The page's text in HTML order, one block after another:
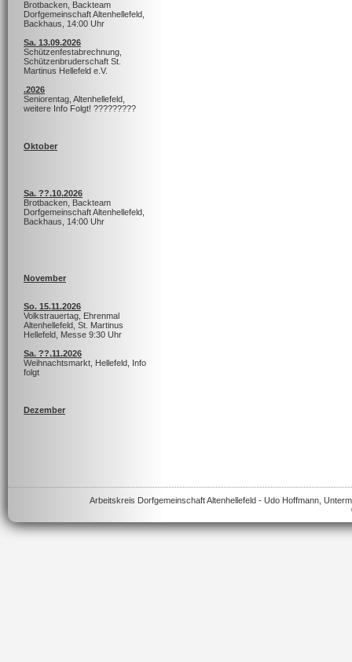
Brotbacken, Backteam
Dorfgemeinschaft Altenhellefeld,
Backhaus, 14:00 Uhr
Sa. 13.09.2026
Schützenfestabrechnung,
Schützenbruderschaft St.
Martinus Hellefeld e.V.
.2026
Seniorentag, Altenhellefeld,
weitere Info Folgt! ?????????
Oktober
Sa. ??.10.2026
Brotbacken, Backteam
Dorfgemeinschaft Altenhellefeld,
Backhaus, 14:00 Uhr
November
So. 15.11.2026
Volkstrauertag, Ehrenmal
Altenhellefeld, St. Martinus
Hellefeld, Messe 9:30 Uhr
Sa. ??.11.2026
Weihnachtsmarkt, Hellefeld, Info
folgt
Dezember
Arbeitskreis Dorfgemeinschaft Altenhellefeld - Udo Hoffmann,